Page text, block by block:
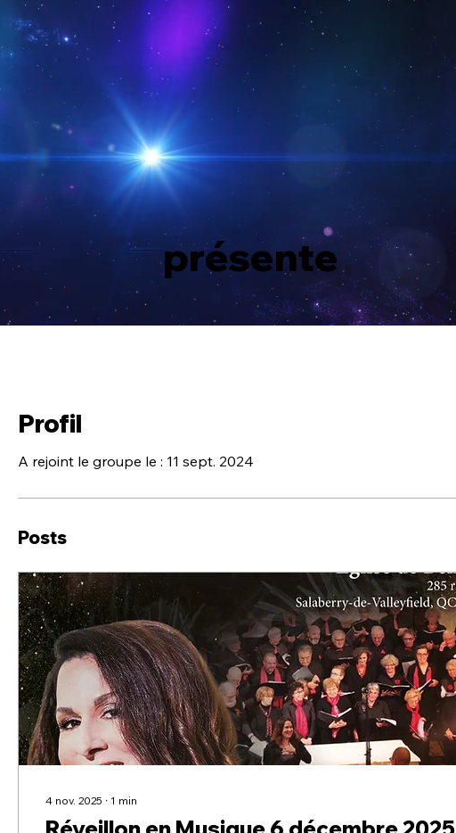
présente
Profil
A rejoint le groupe le : 11 sept. 2024
Posts
4 nov. 2025 ∙ 1 min